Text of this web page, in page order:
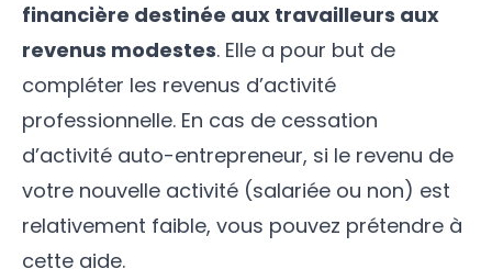
financière destinée aux travailleurs aux
revenus modestes. Elle a pour but de
compléter les revenus d’activité
professionnelle. En cas de cessation
d’activité auto-entrepreneur, si le revenu de
votre nouvelle activité (salariée ou non) est
relativement faible, vous pouvez prétendre à
cette aide.